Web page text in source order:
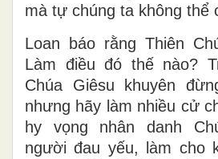
mà tự chúng ta không thể
Loan báo rằng Thiên
Làm điều đó thế nào?
Chúa Giêsu khuyên
nhưng hãy làm nhiều cử
hy vọng nhân danh
người đau yếu, làm cho